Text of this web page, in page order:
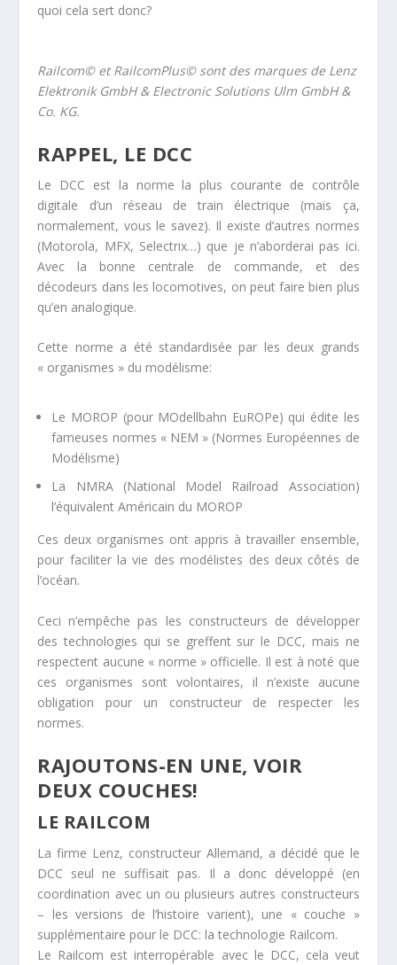
quoi cela sert donc?
Railcom© et RailcomPlus© sont des marques de Lenz
Elektronik GmbH & Electronic Solutions Ulm GmbH &
Co. KG.
RAPPEL, LE DCC
Le DCC est la norme la plus courante de contrôle
digitale d’un réseau de train électrique (mais ça,
normalement, vous le savez). Il existe d’autres normes
(Motorola, MFX, Selectrix…) que je n’aborderai pas ici.
Avec la bonne centrale de commande, et des
décodeurs dans les locomotives, on peut faire bien plus
qu’en analogique.
Cette norme a été standardisée par les deux grands
« organismes » du modélisme:
Le MOROP (pour MOdellbahn EuROPe) qui édite les
fameuses normes « NEM » (Normes Européennes de
Modélisme)
La NMRA (National Model Railroad Association)
l’équivalent Américain du MOROP
Ces deux organismes ont appris à travailler ensemble,
pour faciliter la vie des modélistes des deux côtés de
l’océan.
Ceci n’empêche pas les constructeurs de développer
des technologies qui se greffent sur le DCC, mais ne
respectent aucune « norme » officielle. Il est à noté que
ces organismes sont volontaires, il n’existe aucune
obligation pour un constructeur de respecter les
normes.
RAJOUTONS-EN UNE, VOIR
DEUX COUCHES!
LE RAILCOM
La firme Lenz, constructeur Allemand, a décidé que le
DCC seul ne suffisait pas. Il a donc développé (en
coordination avec un ou plusieurs autres constructeurs
– les versions de l’histoire varient), une « couche »
supplémentaire pour le DCC: la technologie Railcom.
Le Railcom est interropérable avec le DCC, cela veut